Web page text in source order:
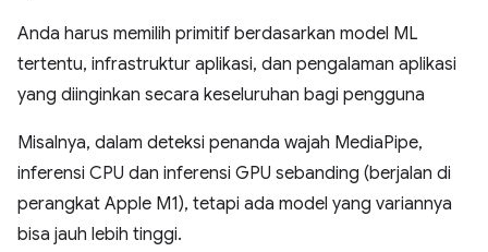
Anda harus memilih primitif berdasarkan model ML
tertentu, infrastruktur aplikasi, dan pengalaman aplikasi
yang diinginkan secara keseluruhan bagi pengguna
Misalnya, dalam deteksi penanda wajah MediaPipe,
inferensi CPU dan inferensi GPU sebanding (berjalan di
perangkat Apple M1), tetapi ada model yang variannya
bisa jauh lebih tinggi.